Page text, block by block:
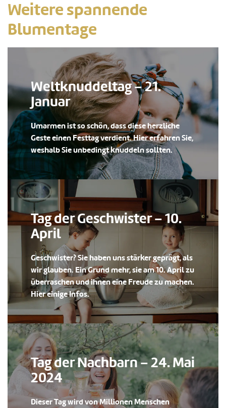
Weitere spannende
Blumentage
Weltknuddeltag – 21.
Januar
Umarmen ist so schön, dass diese herzliche
Geste einen Festtag verdient. Hier erfahren Sie,
weshalb Sie unbedingt knuddeln sollten.
Tag der Geschwister – 10.
April
Geschwister? Sie haben uns stärker geprägt, als
wir glauben. Ein Grund mehr, sie am 10. April zu
überraschen und ihnen eine Freude zu machen.
Hier einige Infos.
Tag der Nachbarn – 24. Mai
2024
Dieser Tag wird von Millionen Menschen